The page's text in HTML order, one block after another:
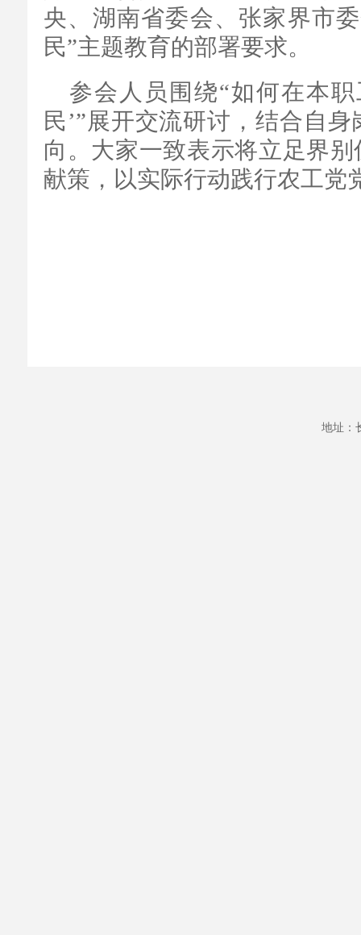
央、湖南省委会、张家界市
民”主题教育的部署要求。
参会人员围绕“如何在本
民’”展开交流研讨，结合自
向。大家一致表示将立足界
献策，以实际行动践行农工党
地址：